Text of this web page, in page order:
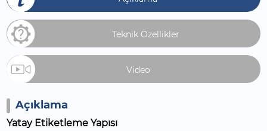
Teknik Özellikler
Video
Açıklama
Yatay Etiketleme Yapısı